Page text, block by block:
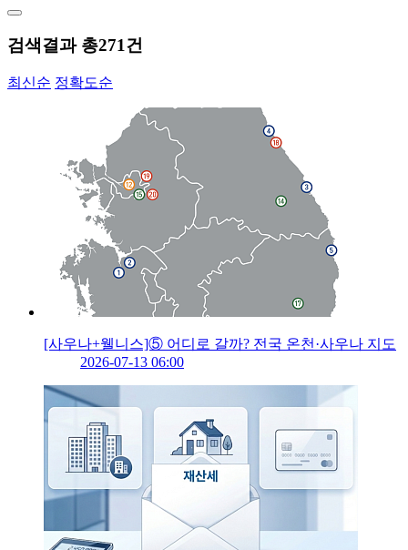
검색결과 총271건
최신순 정확도순
[사우나+웰니스]⑤ 어디로 갈까? 전국 온천·사우나 지도
2026-07-13 06:00